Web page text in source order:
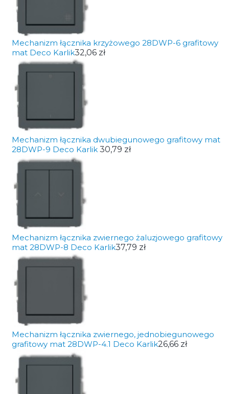
Mechanizm łącznika krzyżowego 28DWP-6 grafitowy
mat Deco Karlik32,06 zł
Mechanizm łącznika dwubiegunowego grafitowy mat
28DWP-9 Deco Karlik 30,79 zł
Mechanizm łącznika zwiernego żaluzjowego grafitowy
mat 28DWP-8 Deco Karlik37,79 zł
Mechanizm łącznika zwiernego, jednobiegunowego
grafitowy mat 28DWP-4.1 Deco Karlik26,66 zł